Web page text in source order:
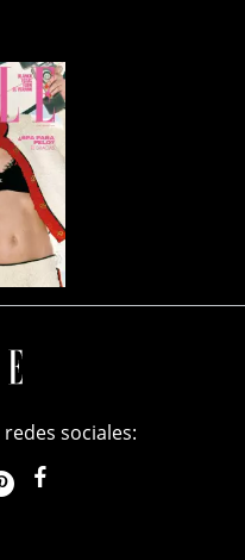
sociales:
ellemexico